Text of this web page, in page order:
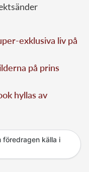
exklusiva liv på
på prins
hyllas av
källa i